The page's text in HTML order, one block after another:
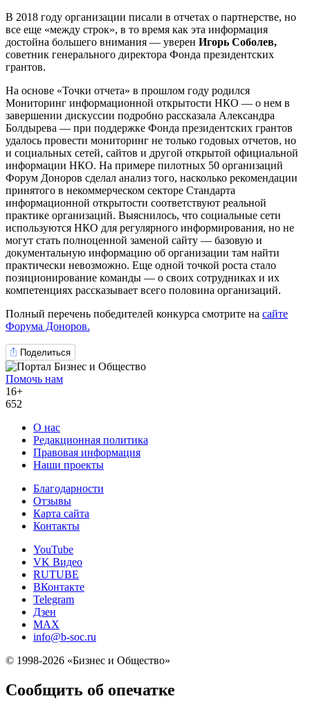
В 2018 году организации писали в отчетах о партнерстве, но
все еще «между строк», в то время как эта информация
достойна большего внимания — уверен Игорь Соболев,
советник генерального директора Фонда президентских
грантов.
На основе «Точки отчета» в прошлом году родился
Мониторинг информационной открытости НКО — о нем в
завершении дискуссии подробно рассказала Александра
Болдырева — при поддержке Фонда президентских грантов
удалось провести мониторинг не только годовых отчетов, но
и социальных сетей, сайтов и другой открытой официальной
информации НКО. На примере пилотных 50 организаций
Форум Доноров сделал анализ того, насколько рекомендации
принятого в некоммерческом секторе Стандарта
информационной открытости соответствуют реальной
практике организаций. Выяснилось, что социальные сети
используются НКО для регулярного информирования, но не
могут стать полноценной заменой сайту — базовую и
документальную информацию об организации там найти
практически невозможно. Еще одной точкой роста стало
позиционирование команды — о своих сотрудниках и их
компетенциях рассказывает всего половина организаций.
Полный перечень победителей конкурса смотрите на сайте
Форума Доноров.
Поделиться
Помочь нам
16+
652
О нас
Редакционная политика
Правовая информация
Наши проекты
Благодарности
Отзывы
Карта сайта
Контакты
YouTube
VK Видео
RUTUBE
ВКонтакте
Telegram
Дзен
MAX
info@b-soc.ru
© 1998-2026 «Бизнес и Общество»
Сообщить об опечатке